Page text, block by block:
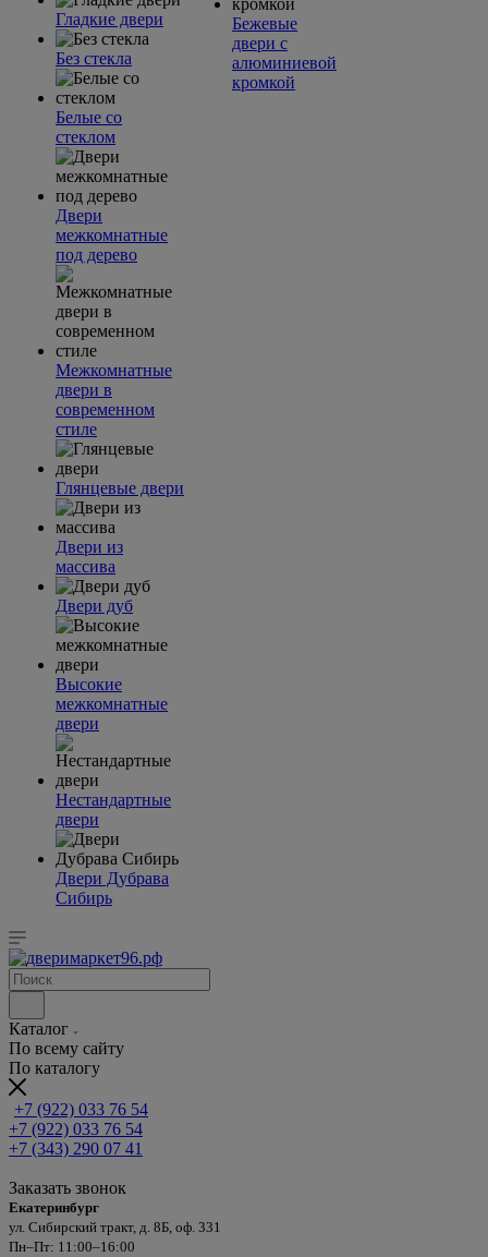
Гладкие двери
Без стекла
Белые со
стеклом
Двери
межкомнатные
под дерево
Межкомнатные
двери в
современном
стиле
Глянцевые двери
Двери из
массива
Двери дуб
Высокие
межкомнатные
двери
Нестандартные
двери
Двери Дубрава
Сибирь
Бежевые
двери с
алюминиевой
кромкой
Каталог
По всему сайту
По каталогу
+7 (922) 033 76 54
+7 (922) 033 76 54
+7 (343) 290 07 41
Заказать звонок
Екатеринбург
ул. Сибирский тракт, д. 8Б, оф. 331
Пн–Пт: 11:00–16:00